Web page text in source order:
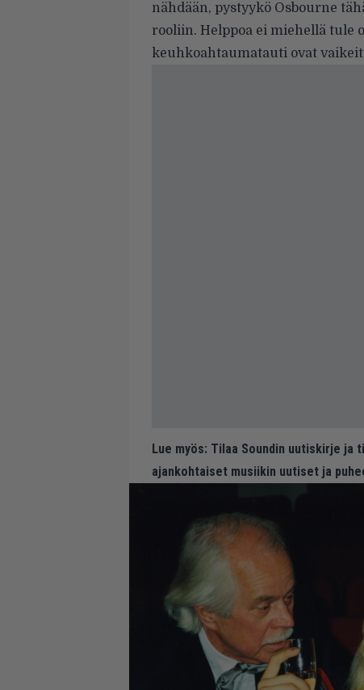
nähdään, pystyykö Osbourne
rooliin. Helppoa ei miehellä tule
keuhkoahtaumatauti ovat
Lue myös: Tilaa Soundin uutiskirje ja
ajankohtaiset musiikin uutiset ja